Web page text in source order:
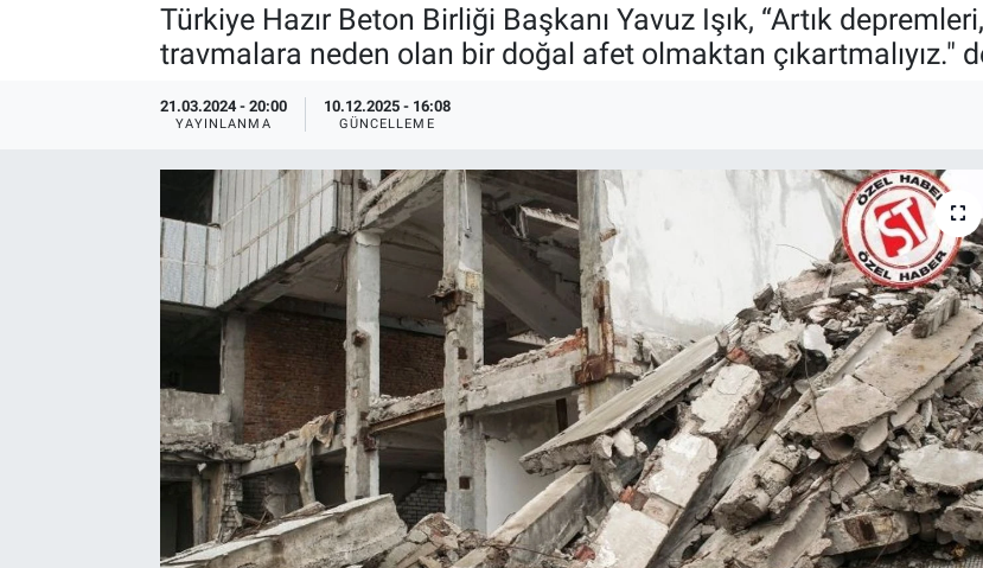
Türkiye Hazır Beton Birliği Başkanı Yavuz Işık, “Artık
travmalara neden olan bir doğal afet olmaktan çıkartmalıyız."
21.03.2024 - 20:00
YAYINLANMA
10.12.2025 - 16:08
GÜNCELLEME
Depolama Çözümleri
Enerjisini Üreten Fabrikalar
Endüstri 4.0 Uygulamaları
Ağır Sanayi Çözümleri